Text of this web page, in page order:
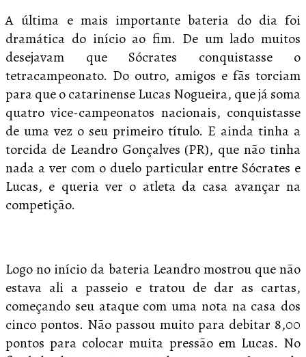
A última e mais importante bateria do dia foi
dramática do início ao fim. De um lado muitos
desejavam que Sócrates conquistasse o
tetracampeonato. Do outro, amigos e fãs torciam
para que o catarinense Lucas Nogueira, que já soma
quatro vice-campeonatos nacionais, conquistasse
de uma vez o seu primeiro título. E ainda tinha a
torcida de Leandro Gonçalves (PR), que não tinha
nada a ver com o duelo particular entre Sócrates e
Lucas, e queria ver o atleta da casa avançar na
competição.
Logo no início da bateria Leandro mostrou que não
estava ali a passeio e tratou de dar as cartas,
começando seu ataque com uma nota na casa dos
cinco pontos. Não passou muito para debitar 8,00
pontos para colocar muita pressão em Lucas. No